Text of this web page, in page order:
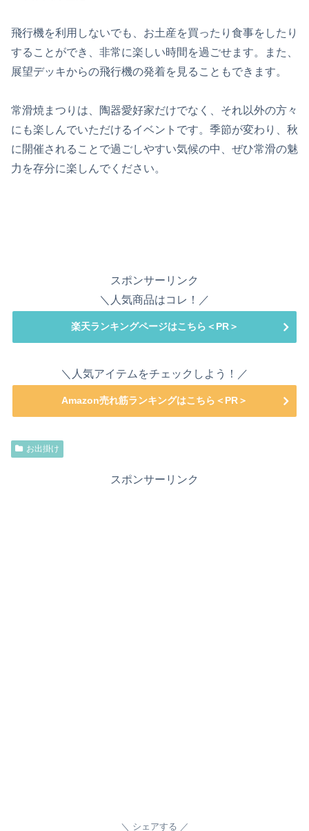
飛行機を利用しないでも、お土産を買ったり食事をしたり
することができ、非常に楽しい時間を過ごせます。また、
展望デッキからの飛行機の発着を見ることもできます。
常滑焼まつりは、陶器愛好家だけでなく、それ以外の方々
にも楽しんでいただけるイベントです。季節が変わり、秋
に開催されることで過ごしやすい気候の中、ぜひ常滑の魅
力を存分に楽しんでください。
スポンサーリンク
＼人気商品はコレ！／
楽天ランキングページはこちら＜PR＞
＼人気アイテムをチェックしよう！／
Amazon売れ筋ランキングはこちら＜PR＞
お出掛け
スポンサーリンク
シェアする